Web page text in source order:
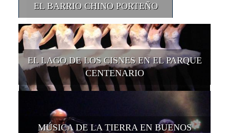
EL BARRIO CHINO PORTEÑO
EL LAGO DE LOS CISNES EN EL PARQUE
CENTENARIO
MÚSICA DE LA TIERRA EN BUENOS